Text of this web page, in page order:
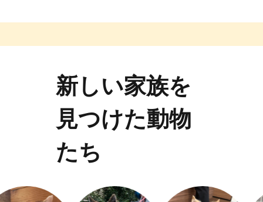
新しい家族を
見つけた動物
たち